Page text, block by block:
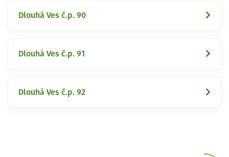
Dlouhá Ves č.p. 90
Dlouhá Ves č.p. 91
Dlouhá Ves č.p. 92